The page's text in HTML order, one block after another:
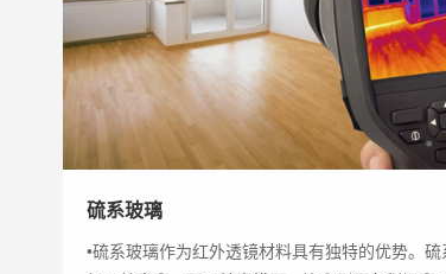
硫系玻璃
•硫系玻璃作为红外透镜材料具有独特的优势。硫